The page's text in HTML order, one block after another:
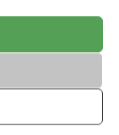
Geräte